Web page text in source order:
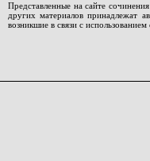
Представленные на сайте
других материалов принадлежат
возникшие в связи с